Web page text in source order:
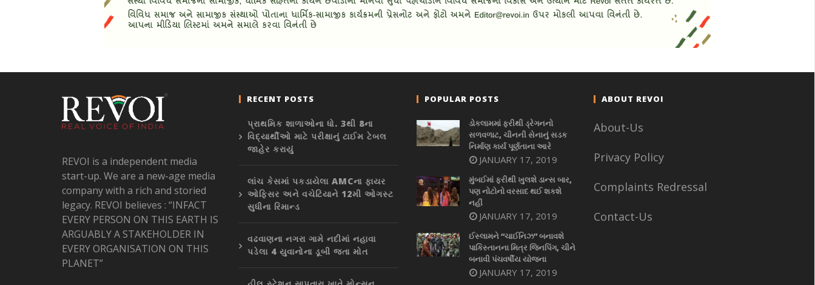
REVOI is a independent media
start-up. We are a new-age media
company with a rich and storied
legacy. REVOI believes : “INFACT
EVERY PERSON ON THIS EARTH IS
ARGUABLY A STAKEHOLDER IN
EVERY ORGANISATION ON THIS
PLANET”
RECENT POSTS
પ્રાથમિક શાળાઓના ધો. 3થી 8ના
વિદ્યાર્થીઓ માટે પરીક્ષાનું ટાઈમ ટેબલ
જાહેર કરાયું
લાંચ કેસમાં પકડાયેલા AMCના ફાયર
ઓફિસર અને વચેટિયાને 12મી ઓગસ્ટ
સુધીના રિમાન્ડ
વઢવાણના નગરા ગામે નદીમાં નહાવા
પડેલા 4 યુવાનોના ડૂબી જતા મોત
POPULAR POSTS
ડોકલામમાં ફરીથી ડ્રેગનનો
સળવળાટ, ચીનની સેનાનું સડક
નિર્માણ કાર્ય પૂર્ણતાના આરે
JANUARY 17, 2019
મુંબઈમાં ફરીથી ખુલશે ડાન્સ બાર,
પણ નોટોનો વરસાદ થઈ શકશે
નહીં
JANUARY 17, 2019
ઈસ્લામને “ચાઈનિઝ” બનાવશે
પાકિસ્તાનના મિત્ર જિનપિંગ, ચીને
બનાવી પંચવર્ષીય યોજના
JANUARY 17, 2019
ABOUT REVOI
About-Us
Privacy Policy
Complaints Redressal
Contact-Us